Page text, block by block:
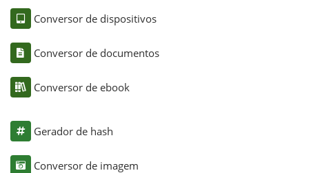
Conversor de dispositivos
Conversor de documentos
Conversor de ebook
Gerador de hash
Conversor de imagem